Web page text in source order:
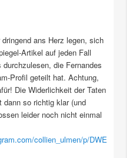
ans Herz legen, sich
Artikel auf jeden Fall
die Fernandes
Profil geteilt hat. Achtung,
Die Widerlichkeit der Taten
dann so richtig klar (und
leider noch nicht einmal
collien_ulmen/p/DWE